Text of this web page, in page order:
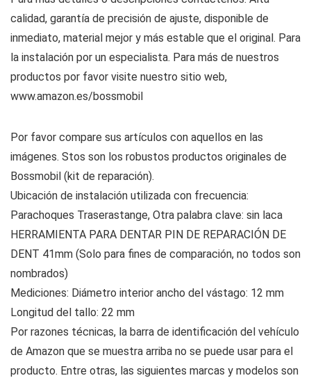
calidad, garantía de precisión de ajuste, disponible de
inmediato, material mejor y más estable que el original. Para
la instalación por un especialista. Para más de nuestros
productos por favor visite nuestro sitio web,
www.amazon.es/bossmobil
Por favor compare sus artículos con aquellos en las
imágenes. Stos son los robustos productos originales de
Bossmobil (kit de reparación).
Ubicación de instalación utilizada con frecuencia:
Parachoques Traserastange, Otra palabra clave: sin laca
HERRAMIENTA PARA DENTAR PIN DE REPARACIÓN DE
DENT 41mm (Solo para fines de comparación, no todos son
nombrados)
Mediciones: Diámetro interior ancho del vástago: 12 mm
Longitud del tallo: 22 mm
Por razones técnicas, la barra de identificación del vehículo
de Amazon que se muestra arriba no se puede usar para el
producto. Entre otras, las siguientes marcas y modelos son